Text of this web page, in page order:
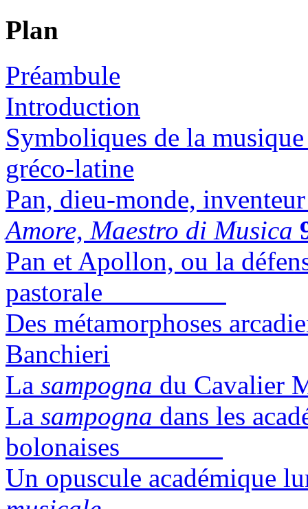
Plan
Préambule
Introduction
Symboliques de la
gréco-latine
Pan, dieu-monde,
Amore, Maestro di Musica
Pan et Apollon, ou la
pastorale
Des métamorphoses
Banchieri
La sampogna du
La sampogna dans les
bolonaises
Un opuscule académique